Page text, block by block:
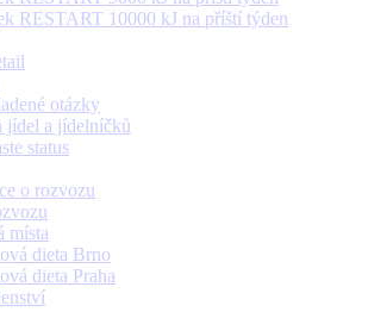
RESTART 10000 kJ na příští týden
otázky
jídel a jídelníčků
status
o rozvozu
místa
dieta Brno
dieta Praha